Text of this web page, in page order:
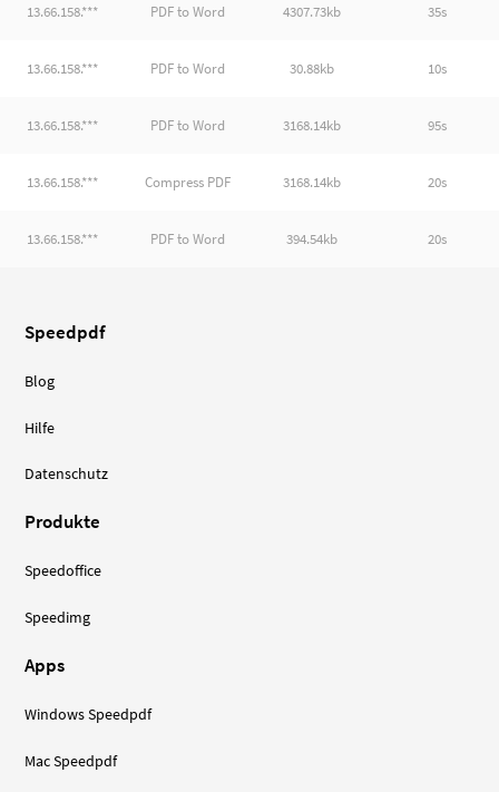
13.66.158.*** PDF to Word 4307.73kb 35s
13.66.158.*** PDF to Word 30.88kb 10s
13.66.158.*** PDF to Word 3168.14kb 95s
13.66.158.*** Compress PDF 3168.14kb 20s
13.66.158.*** PDF to Word 394.54kb 20s
Speedpdf
Blog
Hilfe
Datenschutz
Produkte
Speedoffice
Speedimg
Apps
Windows Speedpdf
Mac Speedpdf